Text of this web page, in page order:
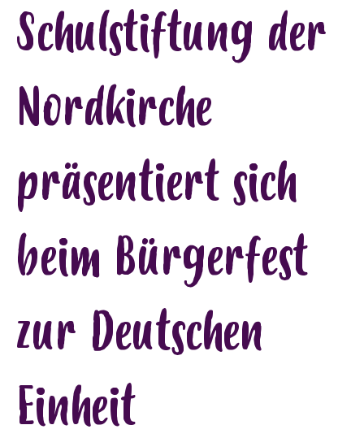
Schulstiftung der
Nordkirche
präsentiert sich
beim Bürgerfest
zur Deutschen
Einheit